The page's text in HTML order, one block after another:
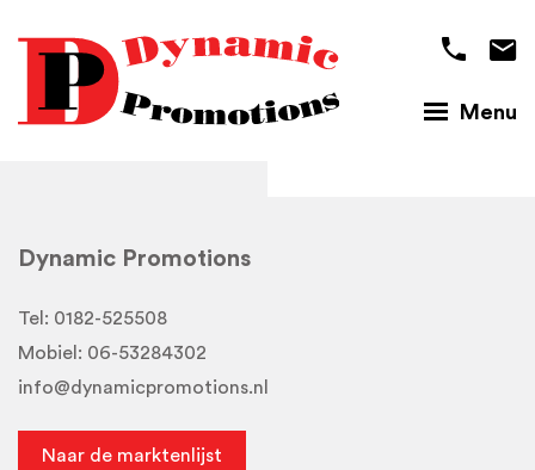
Menu
Dynamic Promotions
Tel: 0182-525508
Mobiel: 06-53284302
info@dynamicpromotions.nl
Naar de marktenlijst